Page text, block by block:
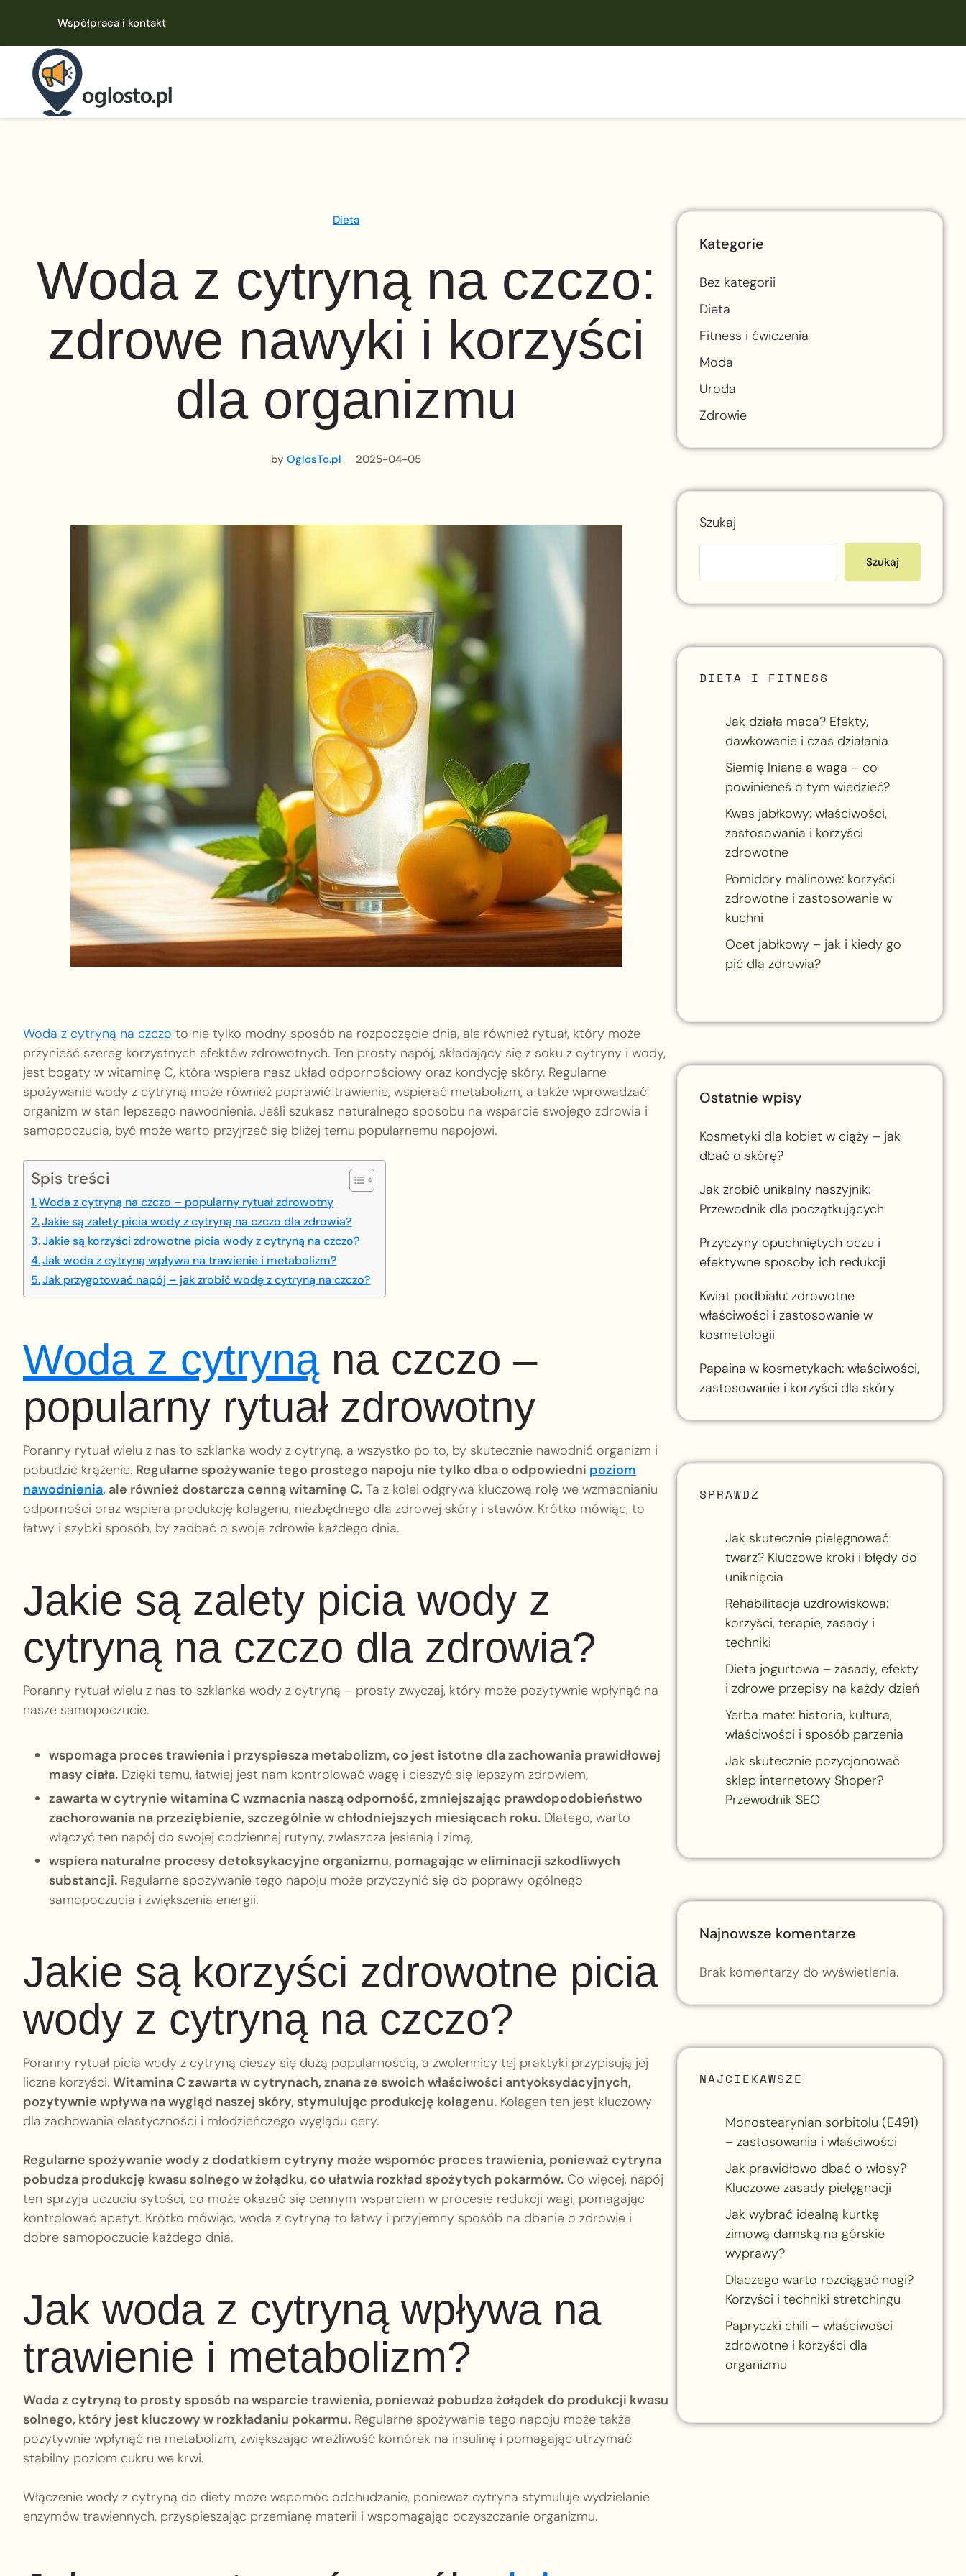
Współpraca i kontakt
Dieta
Woda z cytryną na czczo:
zdrowe nawyki i korzyści
dla organizmu
byOglosTo.pl 2025-04-05
Woda z cytryną na czczo to nie tylko modny sposób na rozpoczęcie dnia, ale również rytuał, który może
przynieść szereg korzystnych efektów zdrowotnych. Ten prosty napój, składający się z soku z cytryny i wody,
jest bogaty w witaminę C, która wspiera nasz układ odpornościowy oraz kondycję skóry. Regularne
spożywanie wody z cytryną może również poprawić trawienie, wspierać metabolizm, a także wprowadzać
organizm w stan lepszego nawodnienia. Jeśli szukasz naturalnego sposobu na wsparcie swojego zdrowia i
samopoczucia, być może warto przyjrzeć się bliżej temu popularnemu napojowi.
Spis treści
Woda z cytryną na czczo – popularny rytuał zdrowotny
Jakie są zalety picia wody z cytryną na czczo dla zdrowia?
Jakie są korzyści zdrowotne picia wody z cytryną na czczo?
Jak woda z cytryną wpływa na trawienie i metabolizm?
Jak przygotować napój – jak zrobić wodę z cytryną na czczo?
Woda z cytrynąna czczo –
popularny rytuał zdrowotny
Poranny rytuał wielu z nas to szklanka wody z cytryną, a wszystko po to, by skutecznie nawodnić organizm i
pobudzić krążenie. Regularne spożywanie tego prostego napoju nie tylko dba o odpowiedni poziom
nawodnienia, ale również dostarcza cenną witaminę C. Ta z kolei odgrywa kluczową rolę we wzmacnianiu
odporności oraz wspiera produkcję kolagenu, niezbędnego dla zdrowej skóry i stawów. Krótko mówiąc, to
łatwy i szybki sposób, by zadbać o swoje zdrowie każdego dnia.
Jakie są zalety picia wody z
cytryną na czczo dla zdrowia?
Poranny rytuał wielu z nas to szklanka wody z cytryną – prosty zwyczaj, który może pozytywnie wpłynąć na
nasze samopoczucie.
wspomaga proces trawienia i przyspiesza metabolizm, co jest istotne dla zachowania prawidłowej
masy ciała. Dzięki temu, łatwiej jest nam kontrolować wagę i cieszyć się lepszym zdrowiem,
zawarta w cytrynie witamina C wzmacnia naszą odporność, zmniejszając prawdopodobieństwo
zachorowania na przeziębienie, szczególnie w chłodniejszych miesiącach roku. Dlatego, warto
włączyć ten napój do swojej codziennej rutyny, zwłaszcza jesienią i zimą,
wspiera naturalne procesy detoksykacyjne organizmu, pomagając w eliminacji szkodliwych
substancji. Regularne spożywanie tego napoju może przyczynić się do poprawy ogólnego
samopoczucia i zwiększenia energii.
Jakie są korzyści zdrowotne picia
wody z cytryną na czczo?
Poranny rytuał picia wody z cytryną cieszy się dużą popularnością, a zwolennicy tej praktyki przypisują jej
liczne korzyści. Witamina C zawarta w cytrynach, znana ze swoich właściwości antyoksydacyjnych,
pozytywnie wpływa na wygląd naszej skóry, stymulując produkcję kolagenu. Kolagen ten jest kluczowy
dla zachowania elastyczności i młodzieńczego wyglądu cery.
Regularne spożywanie wody z dodatkiem cytryny może wspomóc proces trawienia, ponieważ cytryna
pobudza produkcję kwasu solnego w żołądku, co ułatwia rozkład spożytych pokarmów. Co więcej, napój
ten sprzyja uczuciu sytości, co może okazać się cennym wsparciem w procesie redukcji wagi, pomagając
kontrolować apetyt. Krótko mówiąc, woda z cytryną to łatwy i przyjemny sposób na dbanie o zdrowie i
dobre samopoczucie każdego dnia.
Jak woda z cytryną wpływa na
trawienie i metabolizm?
Woda z cytryną to prosty sposób na wsparcie trawienia, ponieważ pobudza żołądek do produkcji kwasu
solnego, który jest kluczowy w rozkładaniu pokarmu. Regularne spożywanie tego napoju może także
pozytywnie wpłynąć na metabolizm, zwiększając wrażliwość komórek na insulinę i pomagając utrzymać
stabilny poziom cukru we krwi.
Włączenie wody z cytryną do diety może wspomóc odchudzanie, ponieważ cytryna stymuluje wydzielanie
enzymów trawiennych, przyspieszając przemianę materii i wspomagając oczyszczanie organizmu.
Kategorie
Bez kategorii
Dieta
Fitness i ćwiczenia
Moda
Uroda
Zdrowie
Szukaj
Szukaj
DIETA I FITNESS
Jak działa maca? Efekty,
dawkowanie i czas działania
Siemię lniane a waga – co
powinieneś o tym wiedzieć?
Kwas jabłkowy: właściwości,
zastosowania i korzyści
zdrowotne
Pomidory malinowe: korzyści
zdrowotne i zastosowanie w
kuchni
Ocet jabłkowy – jak i kiedy go
pić dla zdrowia?
Ostatnie wpisy
Kosmetyki dla kobiet w ciąży – jak
dbać o skórę?
Jak zrobić unikalny naszyjnik:
Przewodnik dla początkujących
Przyczyny opuchniętych oczu i
efektywne sposoby ich redukcji
Kwiat podbiału: zdrowotne
właściwości i zastosowanie w
kosmetologii
Papaina w kosmetykach: właściwości,
zastosowanie i korzyści dla skóry
SPRAWDŹ
Jak skutecznie pielęgnować
twarz? Kluczowe kroki i błędy do
uniknięcia
Rehabilitacja uzdrowiskowa:
korzyści, terapie, zasady i
techniki
Dieta jogurtowa – zasady, efekty
i zdrowe przepisy na każdy dzień
Yerba mate: historia, kultura,
właściwości i sposób parzenia
Jak skutecznie pozycjonować
sklep internetowy Shoper?
Przewodnik SEO
Najnowsze komentarze
Brak komentarzy do wyświetlenia.
NAJCIEKAWSZE
Monostearynian sorbitolu (E491)
– zastosowania i właściwości
Jak prawidłowo dbać o włosy?
Kluczowe zasady pielęgnacji
Jak wybrać idealną kurtkę
zimową damską na górskie
wyprawy?
Dlaczego warto rozciągać nogi?
Korzyści i techniki stretchingu
Papryczki chili – właściwości
zdrowotne i korzyści dla
organizmu